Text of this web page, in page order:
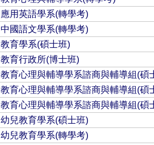
應用英語學系(轉學考)
中國語文學系(轉學考)
教育學系(碩士班)
教育行政所(博士班)
教育心理與輔導學系諮商與輔導組(碩
教育心理與輔導學系諮商與輔導組(碩
教育心理與輔導學系諮商與輔導組(碩
幼兒教育學系(碩士班)
幼兒教育學系(轉學考)